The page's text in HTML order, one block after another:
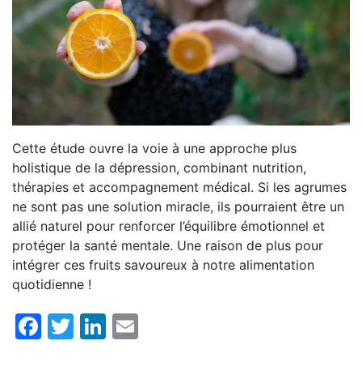
Cette étude ouvre la voie à une approche plus
holistique de la dépression, combinant nutrition,
thérapies et accompagnement médical. Si les agrumes
ne sont pas une solution miracle, ils pourraient être un
allié naturel pour renforcer l’équilibre émotionnel et
protéger la santé mentale. Une raison de plus pour
intégrer ces fruits savoureux à notre alimentation
quotidienne !
Facebook
TwitterLinkedIn